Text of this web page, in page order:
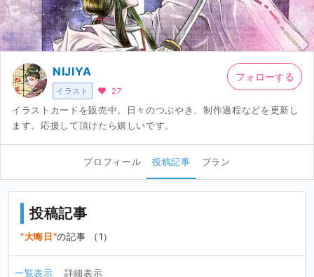
イラスト
NIJIYA
27
イラストカードを販売中。日々のつぶやき、制作過程などを更新し
ます。応援して頂けたら嬉しいです。
フォローする
プロフィール 投稿記事 プラン
投稿記事
大晦日 の記事 （1）
一覧表示 詳細表示